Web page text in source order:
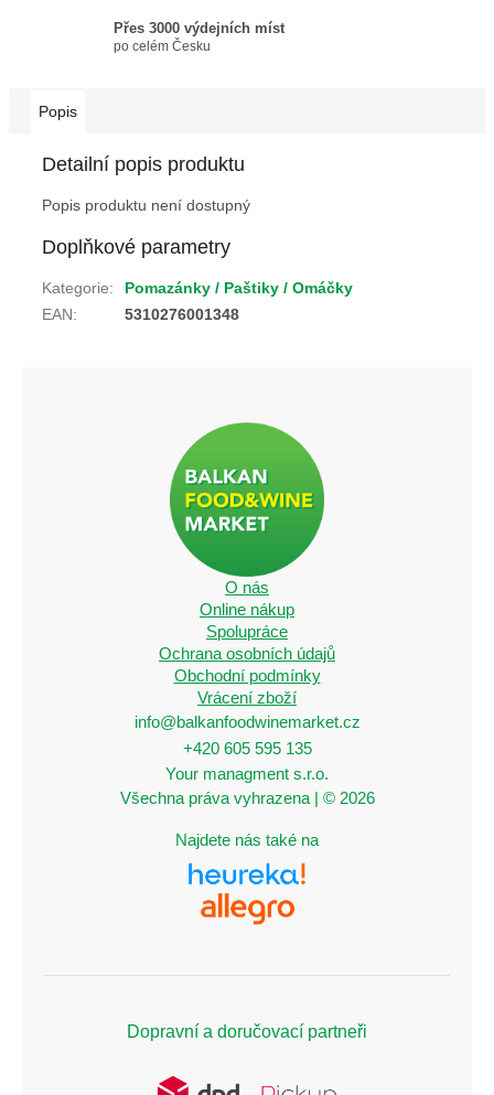
Přes 3000 výdejních míst
po celém Česku
Popis
Detailní popis produktu
Popis produktu není dostupný
Doplňkové parametry
Kategorie:
Pomazánky / Paštiky / Omáčky
EAN: 5310276001348
O nás
Online nákup
Spolupráce
Ochrana osobních údajů
Obchodní podmínky
Vrácení zboží
info@balkanfoodwinemarket.cz
+420 605 595 135
Your managment s.r.o.
Všechna práva vyhrazena | © 2026
Najdete nás také na
Dopravní a doručovací partneři